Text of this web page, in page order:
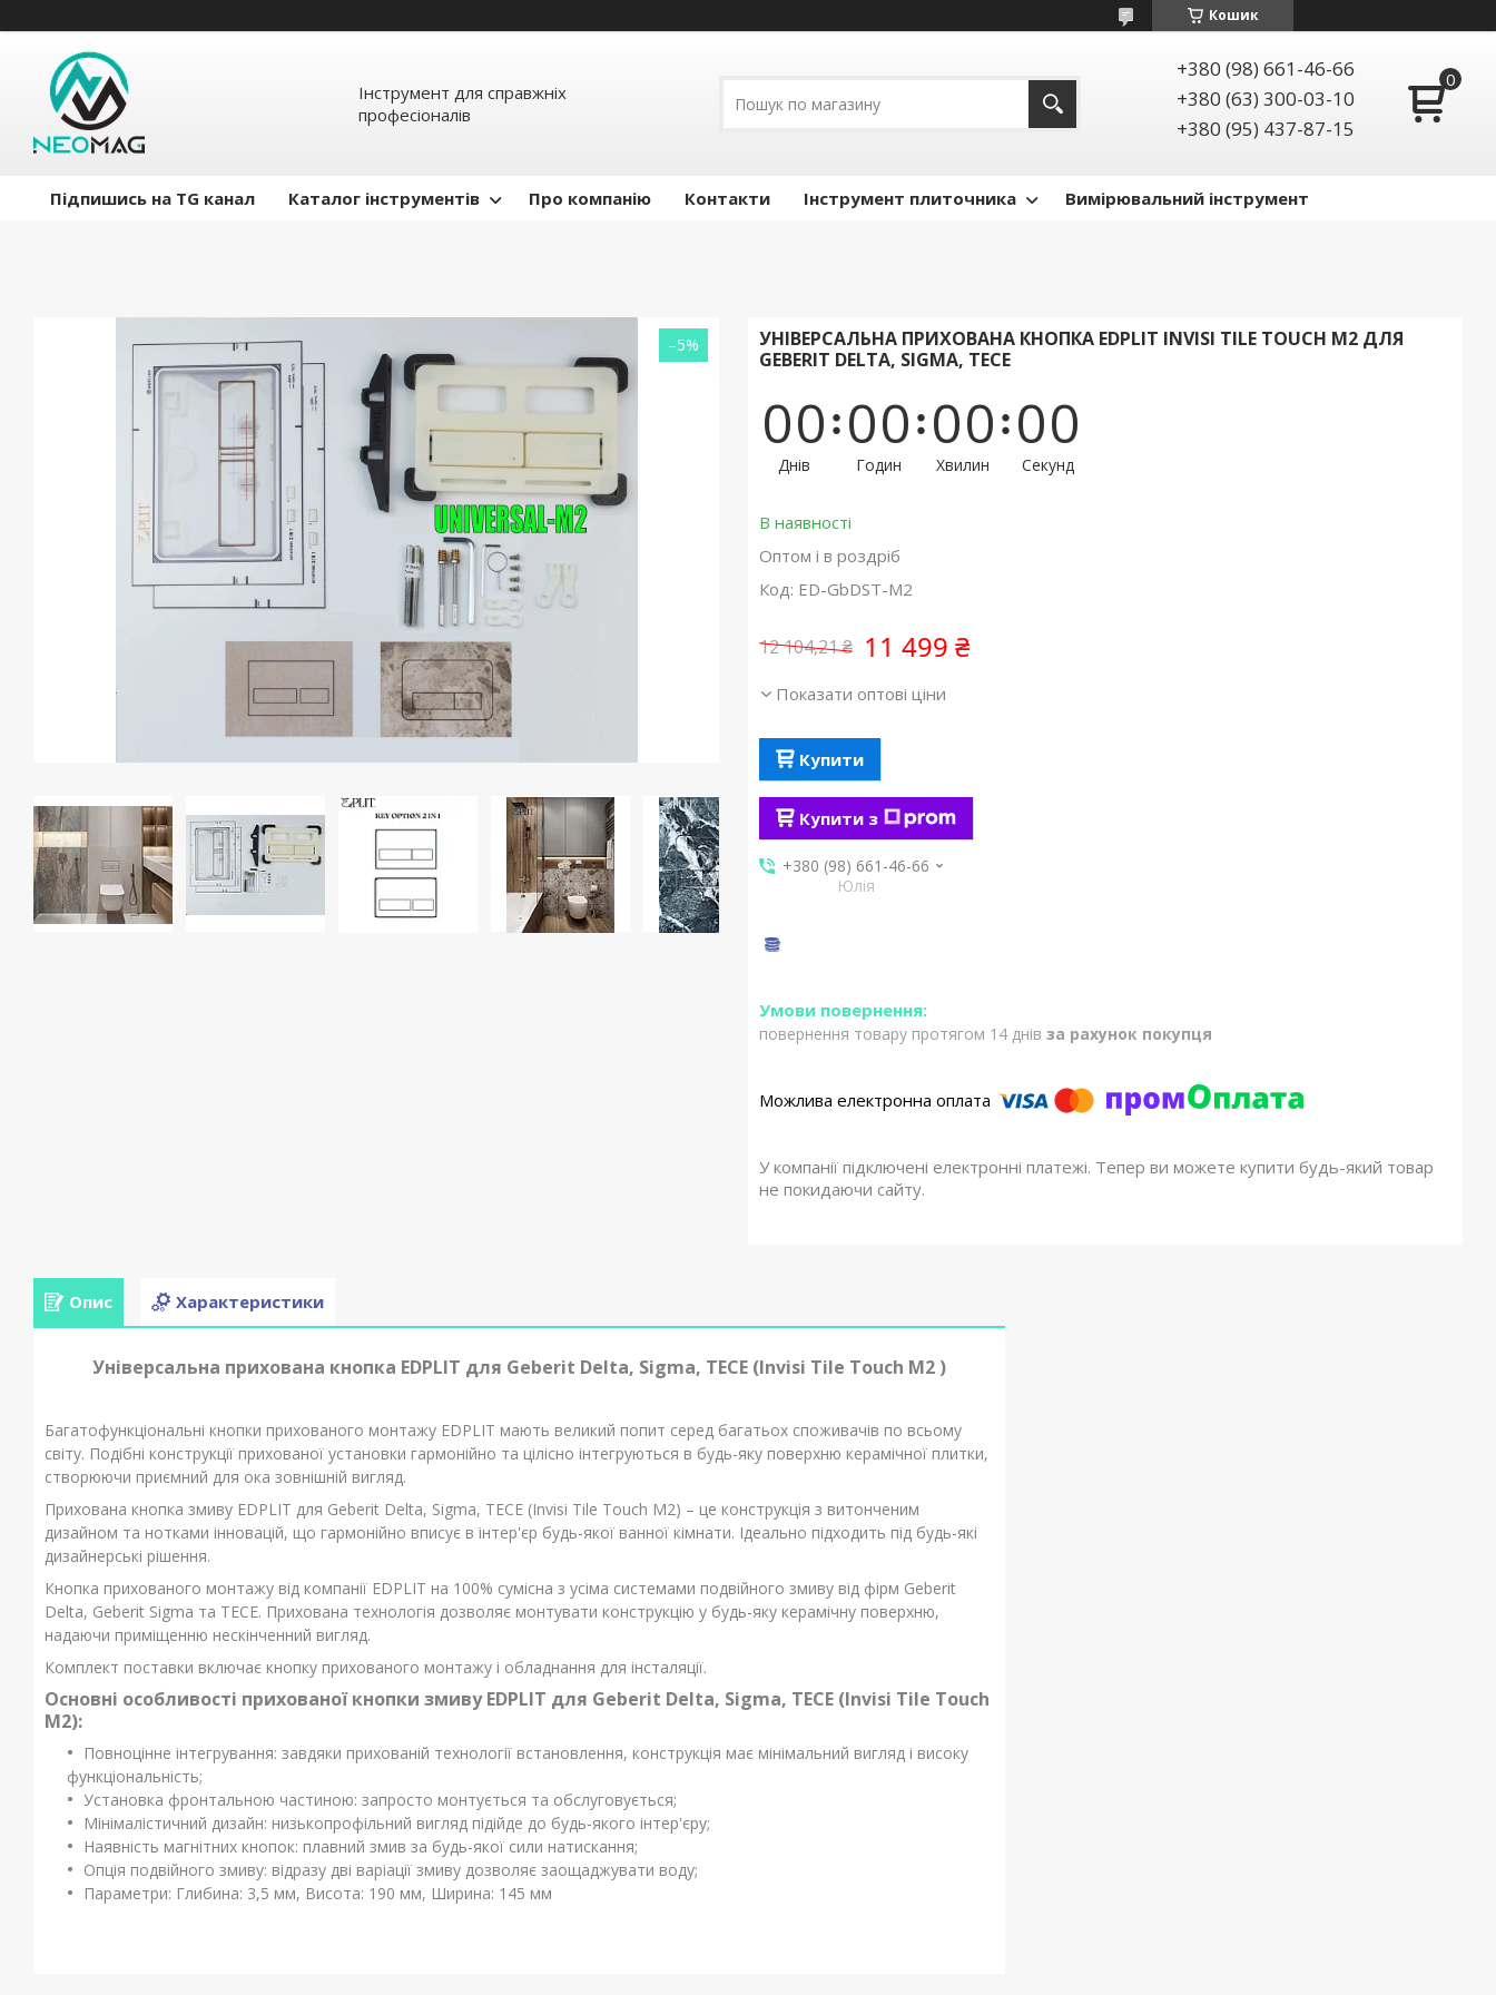
Кошик
Інструмент для справжніх
професіоналів
+380 (98) 661-46-66
+380 (63) 300-03-10
+380 (95) 437-87-15
Підпишись на TG канал Каталог інструментів Про компанію Контакти Інструмент плиточника Вимірювальний інструмент
–5%
УНІВЕРСАЛЬНА ПРИХОВАНА КНОПКА EDPLIT INVISI TILE TOUCH M2 ДЛЯ
GEBERIT DELTA, SIGMA, TECE
00
Днів
00
Годин
00
Хвилин
00
Секунд
В наявності
Оптом і в роздріб
Код: ED-GbDST-M2
12 104,21 ₴ 11 499 ₴
Показати оптові ціни
Купити
Купити з
+380 (98) 661-46-66
Юлія
повернення товару протягом 14 днів за рахунок покупця
У компанії підключені електронні платежі. Тепер ви можете купити будь-який товар
не покидаючи сайту.
Опис Характеристики
Універсальна прихована кнопка EDPLIT для Geberit Delta, Sigma, TECE (Invisi Tile Touch M2 )
Багатофункціональні кнопки прихованого монтажу EDPLIT мають великий попит серед багатьох споживачів по всьому
світу. Подібні конструкції прихованої установки гармонійно та цілісно інтегруються в будь-яку поверхню керамічної плитки,
створюючи приємний для ока зовнішній вигляд.
Прихована кнопка змиву EDPLIT для Geberit Delta, Sigma, TECE (Invisi Tile Touch M2) – це конструкція з витонченим
дизайном та нотками інновацій, що гармонійно вписує в інтер'єр будь-якої ванної кімнати. Ідеально підходить під будь-які
дизайнерські рішення.
Кнопка прихованого монтажу від компанії EDPLIT на 100% сумісна з усіма системами подвійного змиву від фірм Geberit
Delta, Geberit Sigma та TECE. Прихована технологія дозволяє монтувати конструкцію у будь-яку керамічну поверхню,
надаючи приміщенню нескінченний вигляд.
Комплект поставки включає кнопку прихованого монтажу і обладнання для інсталяції.
Основні особливості прихованої кнопки змиву EDPLIT для Geberit Delta, Sigma, TECE (Invisi Tile Touch
M2):
Повноцінне інтегрування: завдяки прихованій технології встановлення, конструкція має мінімальний вигляд і високу
функціональність;
Установка фронтальною частиною: запросто монтується та обслуговується;
Мінімалістичний дизайн: низькопрофільний вигляд підійде до будь-якого інтер'єру;
Наявність магнітних кнопок: плавний змив за будь-якої сили натискання;
Опція подвійного змиву: відразу дві варіації змиву дозволяє заощаджувати воду;
Параметри: Глибина: 3,5 мм, Висота: 190 мм, Ширина: 145 мм